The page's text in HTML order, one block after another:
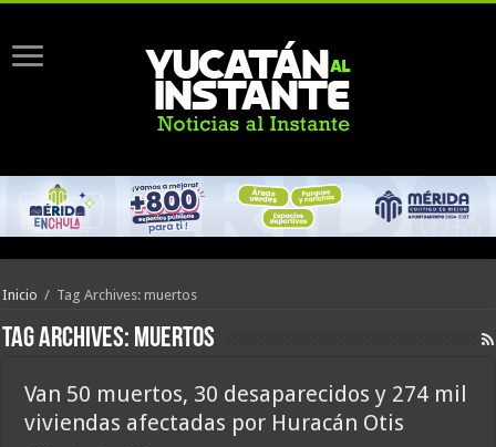
Inicio / Tag Archives: muertos
Tag Archives: muertos
Van 50 muertos, 30 desaparecidos y 274 mil
viviendas afectadas por Huracán Otis